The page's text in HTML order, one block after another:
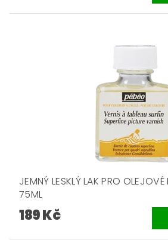
JEMNÝ LESKLÝ LAK PRO OLEJOVÉ
75ML
189 Kč